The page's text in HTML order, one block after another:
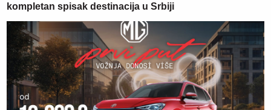
kompletan spisak destinacija u Srbiji